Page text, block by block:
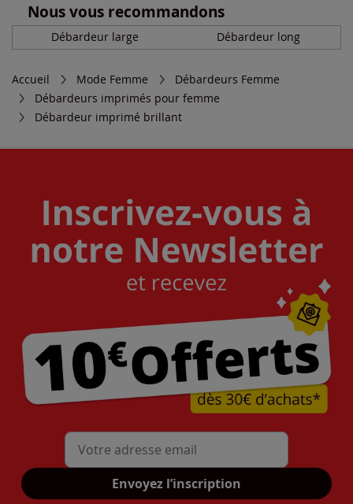
Nous vous recommandons
Débardeur large Débardeur long
Accueil Mode Femme
Débardeurs Femme
Débardeurs imprimés pour femme
Débardeur imprimé brillant
Mon adresse mail
Envoyez l’inscription